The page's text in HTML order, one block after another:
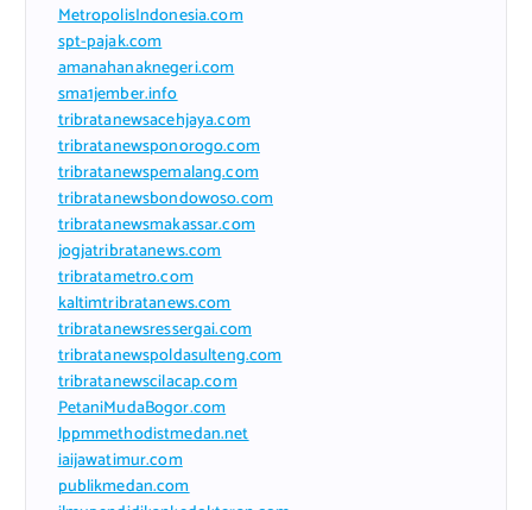
MetropolisIndonesia.com
spt-pajak.com
amanahanaknegeri.com
sma1jember.info
tribratanewsacehjaya.com
tribratanewsponorogo.com
tribratanewspemalang.com
tribratanewsbondowoso.com
tribratanewsmakassar.com
jogjatribratanews.com
tribratametro.com
kaltimtribratanews.com
tribratanewsressergai.com
tribratanewspoldasulteng.com
tribratanewscilacap.com
PetaniMudaBogor.com
lppmmethodistmedan.net
iaijawatimur.com
publikmedan.com